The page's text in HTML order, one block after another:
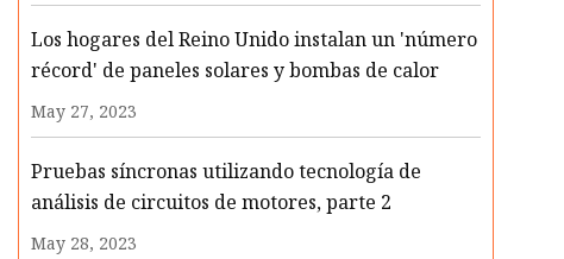
Los hogares del Reino Unido instalan un 'número
récord' de paneles solares y bombas de calor
May 27, 2023
Pruebas síncronas utilizando tecnología de
análisis de circuitos de motores, parte 2
May 28, 2023